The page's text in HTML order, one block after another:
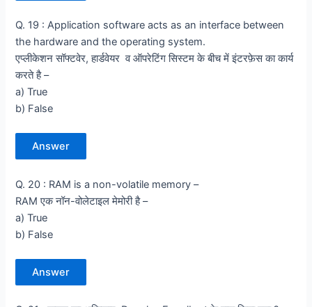
Q. 19 : Application software acts as an interface between
the hardware and the operating system.
एप्लीकेशन सॉफ्टवेर, हार्डवेयर व ऑपरेटिंग सिस्टम के बीच में इंटरफ़ेस का कार्य
करते है –
a) True
b) False
Answer
Q. 20 : RAM is a non-volatile memory –
RAM एक नॉन-वोलेटाइल मेमोरी है –
a) True
b) False
Answer